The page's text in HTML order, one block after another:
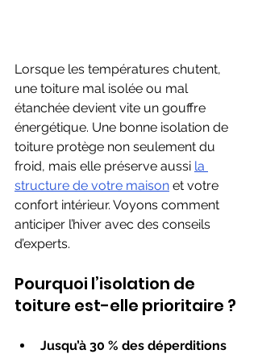
Lorsque les températures chutent,
une toiture mal isolée ou mal
étanchée devient vite un gouffre
énergétique. Une bonne isolation de
toiture protège non seulement du
froid, mais elle préserve aussi la
structure de votre maison et votre
confort intérieur. Voyons comment
anticiper l’hiver avec des conseils
d’experts.
Pourquoi l’isolation de
toiture est-elle prioritaire ?
Jusqu’à 30 % des déperditions